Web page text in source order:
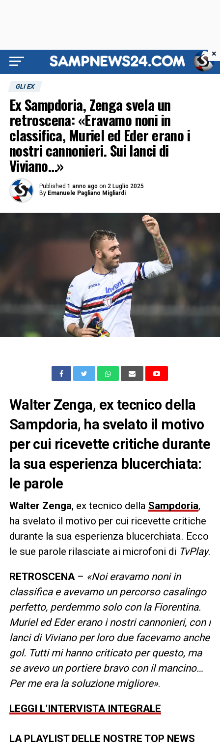
GLI EX
Ex Sampdoria, Zenga svela un
retroscena: «Eravamo noni in
classifica, Muriel ed Eder erano i
nostri cannonieri. Sui lanci di
Viviano…»
Published 1 anno ago on 2 Luglio 2025
By Emanuele Pagliano Migliardi
Walter Zenga, ex tecnico della
Sampdoria, ha svelato il motivo
per cui ricevette critiche durante
la sua esperienza blucerchiata:
le parole
Walter Zenga, ex tecnico della Sampdoria,
ha svelato il motivo per cui ricevette critiche
durante la sua esperienza blucerchiata. Ecco
le sue parole rilasciate ai microfoni di TvPlay.
RETROSCENA – «Noi eravamo noni in
classifica e avevamo un percorso casalingo
perfetto, perdemmo solo con la Fiorentina.
Muriel ed Eder erano i nostri cannonieri, con i
lanci di Viviano per loro due facevamo anche
gol. Tutti mi hanno criticato per questo, ma
se avevo un portiere bravo con il mancino…
Per me era la soluzione migliore».
LEGGI L’INTERVISTA INTEGRALE
LA PLAYLIST DELLE NOSTRE TOP NEWS
×